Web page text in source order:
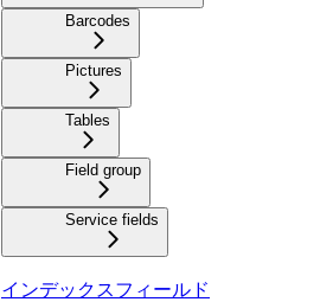
Barcodes
Pictures
Tables
Field group
Service fields
インデックスフィールド